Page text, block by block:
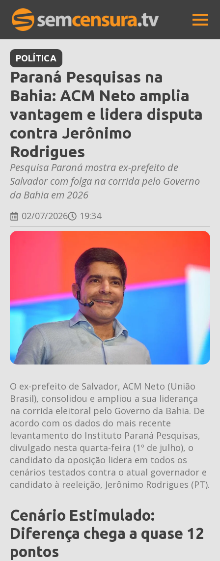
POLÍTICA
Paraná Pesquisas na
Bahia: ACM Neto amplia
vantagem e lidera disputa
contra Jerônimo
Rodrigues
Pesquisa Paraná mostra ex-prefeito de
Salvador com folga na corrida pelo Governo
da Bahia em 2026
02/07/2026 19:34
O ex-prefeito de Salvador, ACM Neto (União
Brasil), consolidou e ampliou a sua liderança
na corrida eleitoral pelo Governo da Bahia. De
acordo com os dados do mais recente
levantamento do Instituto Paraná Pesquisas,
divulgado nesta quarta-feira (1º de julho), o
candidato da oposição lidera em todos os
cenários testados contra o atual governador e
candidato à reeleição, Jerônimo Rodrigues (PT).
Cenário Estimulado:
Diferença chega a quase 12
pontos